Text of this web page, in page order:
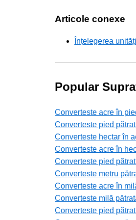
Articole conexe
Înțelegerea
Popular
Converteste acre în
Converteste pied
Converteste hectar în
Converteste acre în
Converteste pied
Converteste metru
Converteste acre în
Converteste milă
Converteste pied